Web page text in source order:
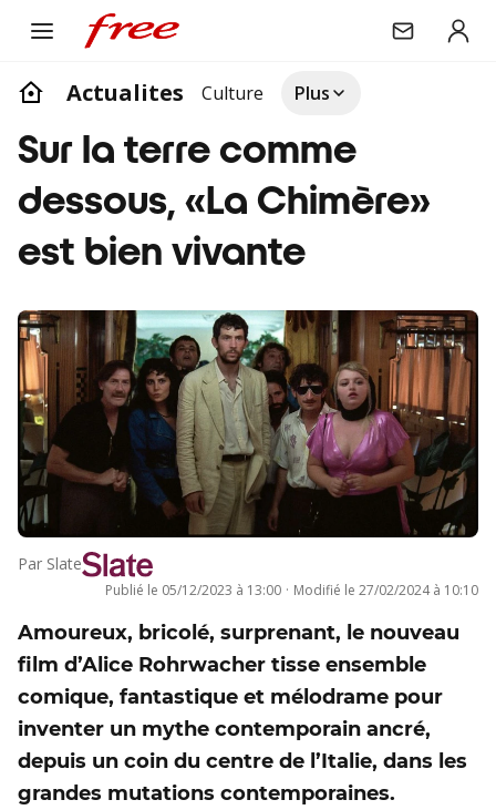
Actualites Culture Plus
Sur la terre comme
dessous, «La Chimère»
est bien vivante
Par Slate
Publié le 05/12/2023 à 13:00 · Modifié le 27/02/2024 à 10:10
Amoureux, bricolé, surprenant, le nouveau
film d’Alice Rohrwacher tisse ensemble
comique, fantastique et mélodrame pour
inventer un mythe contemporain ancré,
depuis un coin du centre de l’Italie, dans les
grandes mutations contemporaines.